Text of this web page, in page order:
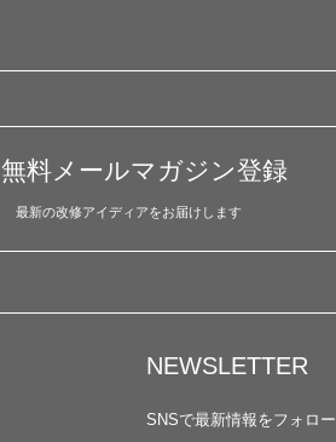
無料メールマガジン登録
最新の改修アイディアをお届けします
NEWSLETTER
SNSで最新情報をフォロー